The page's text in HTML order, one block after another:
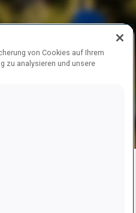
von Cookies auf Ihrem
zu analysieren und unsere